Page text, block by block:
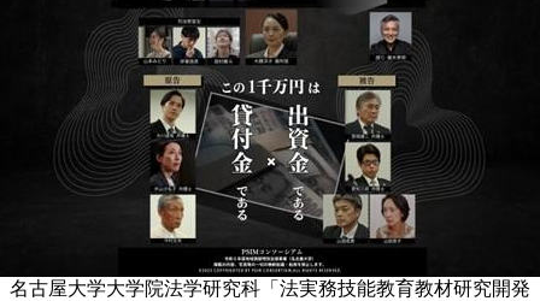
名古屋大学大学院法学研究科「法実務技能教育教材研究開発